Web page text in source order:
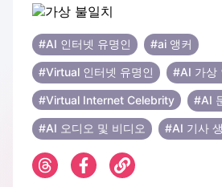
#AI 인터넷 유명인 #ai 앵커
#Virtual 인터넷 유명인 #AI 가상
#Virtual Internet Celebrity #AI
#AI 오디오 및 비디오 #AI 기사